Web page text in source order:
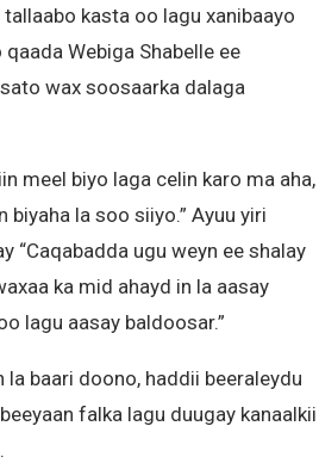
kasta oo lagu xanibaayo
Webiga Shabelle ee
wax soosaarka dalaga
meel biyo laga celin karo ma aha,
biyaha la soo siiyo.” Ayuu yiri
“Caqabadda ugu weyn ee shalay
ka mid ahayd in la aasay
lagu aasay baldoosar.”
la baari doono, haddii beeraleydu
falka lagu duugay kanaalkii